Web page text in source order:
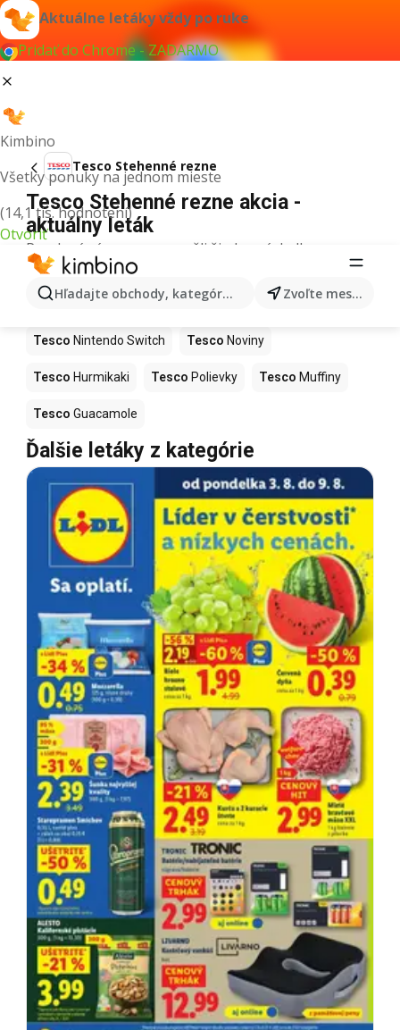
Aktuálne letáky vždy po ruke
Pridať do Chrome - ZADARMO
Kimbino
Všetky ponuky na jednom mieste
(14,1 tis. hodnotení)
Otvoriť
Hľadajte obchody, kategórie, produkty... Zvoľte mesto
Tesco Stehenné rezne
Tesco Stehenné rezne akcia -
aktuálny leták
Pre daný výraz sme nenašli žiadne výsledky.
Ďalšie produkty v obchodoch Tesco
Tesco Kapor Tesco Ashwagandha
Tesco Nintendo Switch Tesco Noviny
Tesco Hurmikaki Tesco Polievky Tesco Muffiny
Tesco Guacamole
Ďalšie letáky z kategórie